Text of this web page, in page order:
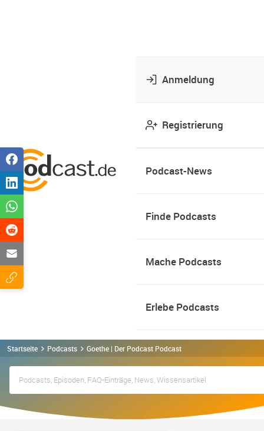
Anmeldung
Registrierung
Podcast-News
Finde Podcasts
Mache Podcasts
Erlebe Podcasts
Startseite Podcasts Goethe | Der Podcast Podcast